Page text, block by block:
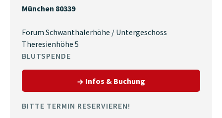
München 80339
Forum Schwanthalerhöhe / Untergeschoss
Theresienhöhe 5
BLUTSPENDE
Infos & Buchung
BITTE TERMIN RESERVIEREN!